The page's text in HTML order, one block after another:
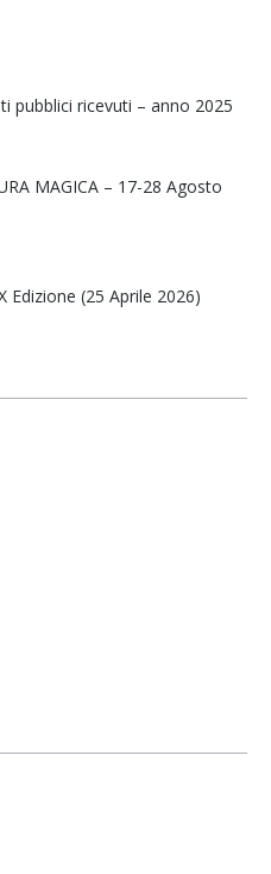
pubblici ricevuti – anno 2025
MAGICA – 17-28 Agosto
Edizione (25 Aprile 2026)